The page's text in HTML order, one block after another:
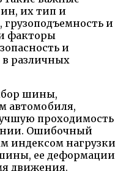
их тип и
грузоподъемность и
факторы
и
различных
шины,
автомобиля,
проходимость
Ошибочный
индексом нагрузки
ее деформации
движения.